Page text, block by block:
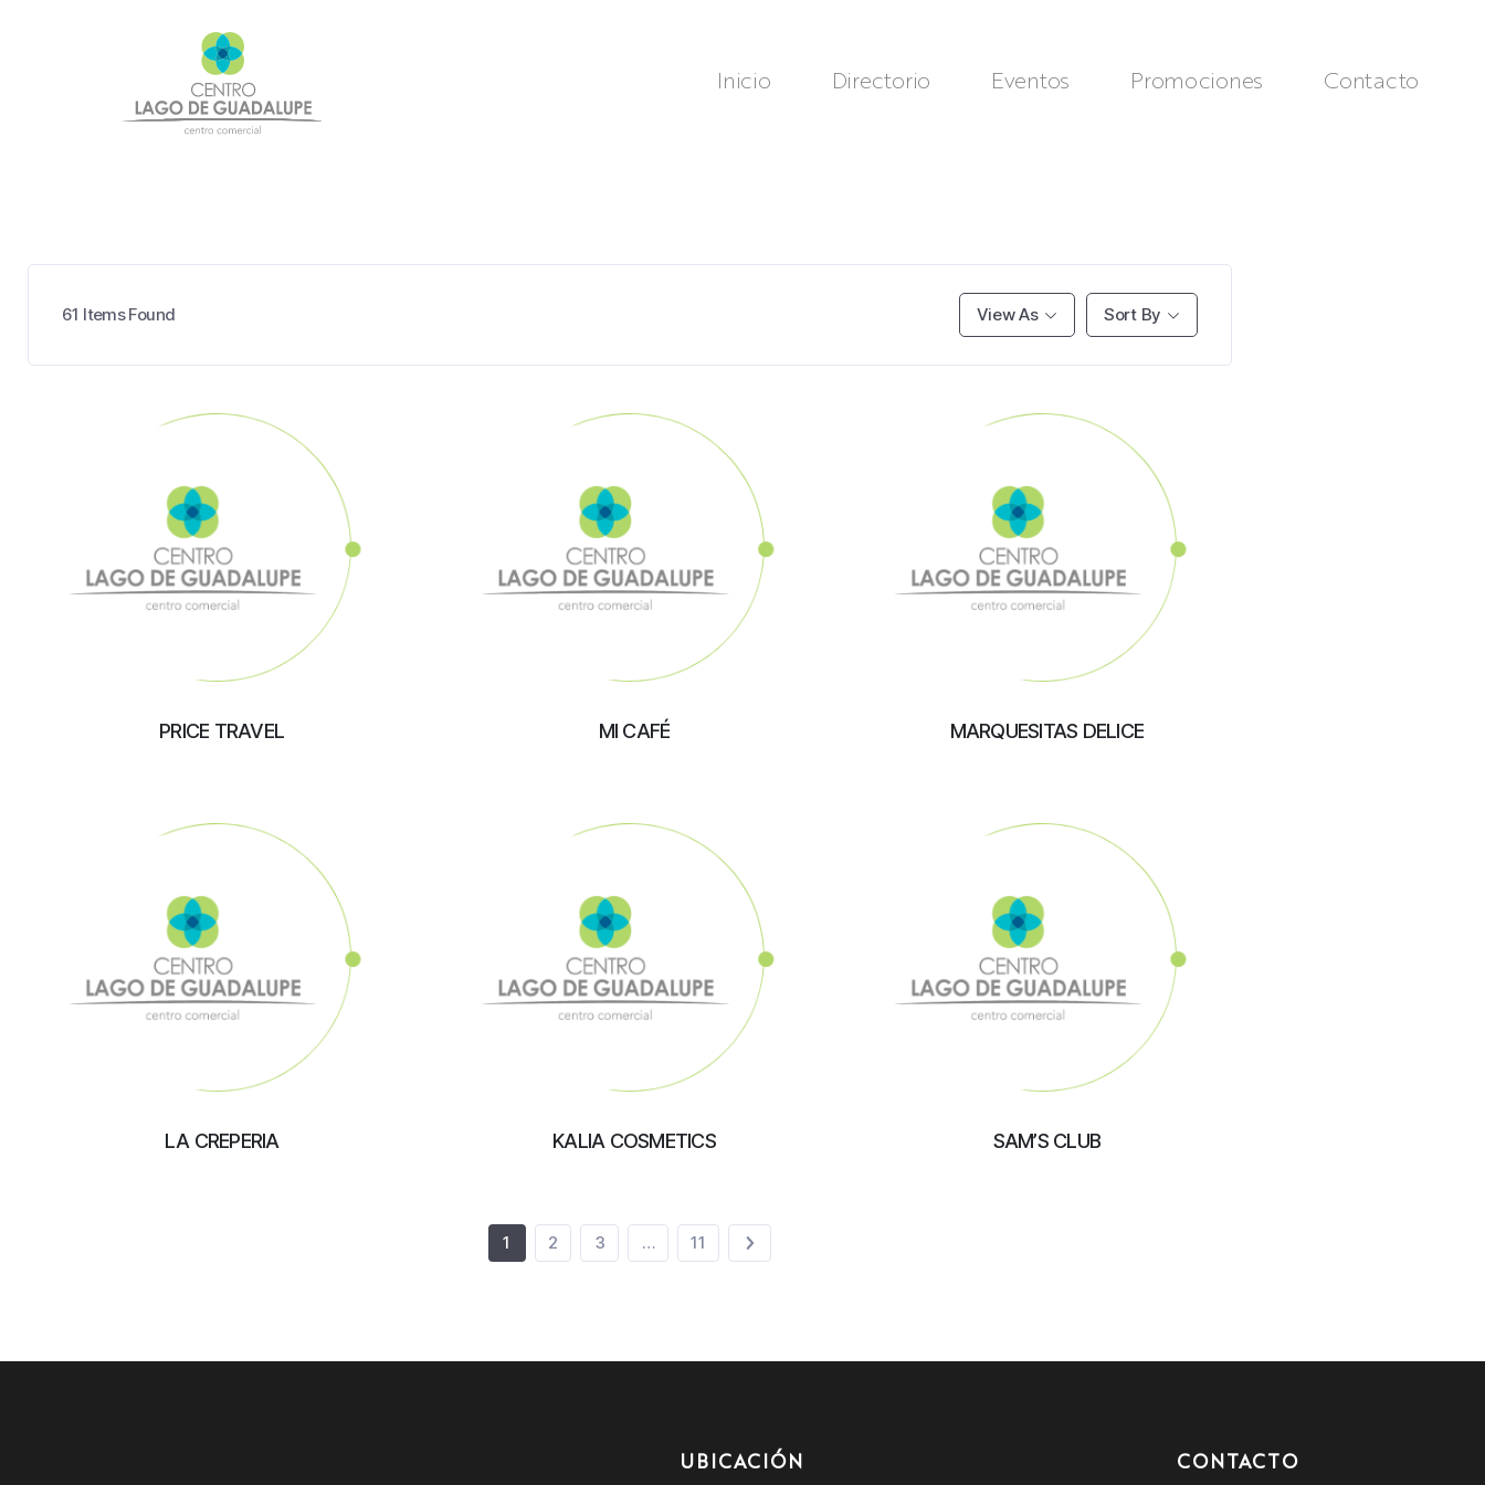
Inicio Directorio Eventos Promociones Contacto
61 Items Found View As Sort By
PRICE TRAVEL MI CAFÉ MARQUESITAS DELICE
LA CREPERIA KALIA COSMETICS SAM’S CLUB
1 2 3 … 11
UBICACIÓN CONTACTO